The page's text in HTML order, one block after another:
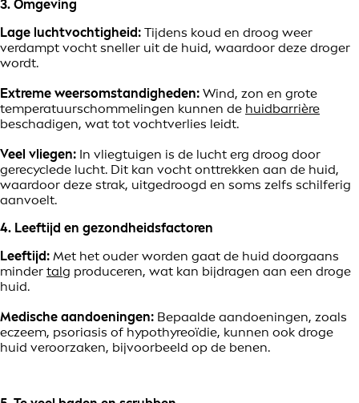
3. Omgeving
Lage luchtvochtigheid: Tijdens koud en droog weer
verdampt vocht sneller uit de huid, waardoor deze droger
wordt.
Extreme weersomstandigheden: Wind, zon en grote
temperatuurschommelingen kunnen de huidbarrière
beschadigen, wat tot vochtverlies leidt.
Veel vliegen: In vliegtuigen is de lucht erg droog door
gerecyclede lucht. Dit kan vocht onttrekken aan de huid,
waardoor deze strak, uitgedroogd en soms zelfs schilferig
aanvoelt.
4. Leeftijd en gezondheidsfactoren
Leeftijd: Met het ouder worden gaat de huid doorgaans
minder talg produceren, wat kan bijdragen aan een droge
huid.
Medische aandoeningen: Bepaalde aandoeningen, zoals
eczeem, psoriasis of hypothyreoïdie, kunnen ook droge
huid veroorzaken, bijvoorbeeld op de benen.